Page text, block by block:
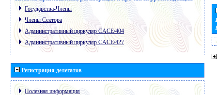
Государства-Члены
Члены Сектора
Административный циркуляр CACE/404
Административный циркуляр CACE/427
Регистрация делегатов
Полезная информация